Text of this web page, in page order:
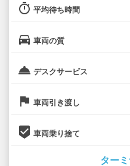
timer 平均待ち時間
directions_car 車両の質
room_service デスクサービス
flag 車両引き渡し
beenhere 車両乗り捨て
ター